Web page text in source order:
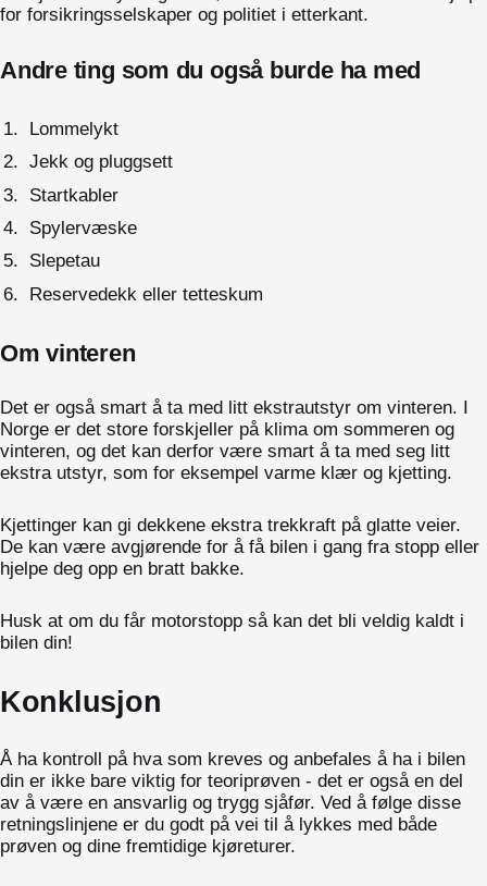
for forsikringsselskaper og politiet i etterkant.
Andre ting som du også burde ha med
Lommelykt
Jekk og pluggsett
Startkabler
Spylervæske
Slepetau
Reservedekk eller tetteskum
Om vinteren
Det er også smart å ta med litt ekstrautstyr om vinteren. I
Norge er det store forskjeller på klima om sommeren og
vinteren, og det kan derfor være smart å ta med seg litt
ekstra utstyr, som for eksempel varme klær og kjetting.
Kjettinger kan gi dekkene ekstra trekkraft på glatte veier.
De kan være avgjørende for å få bilen i gang fra stopp eller
hjelpe deg opp en bratt bakke.
Husk at om du får motorstopp så kan det bli veldig kaldt i
bilen din!
Konklusjon
Å ha kontroll på hva som kreves og anbefales å ha i bilen
din er ikke bare viktig for teoriprøven - det er også en del
av å være en ansvarlig og trygg sjåfør. Ved å følge disse
retningslinjene er du godt på vei til å lykkes med både
prøven og dine fremtidige kjøreturer.